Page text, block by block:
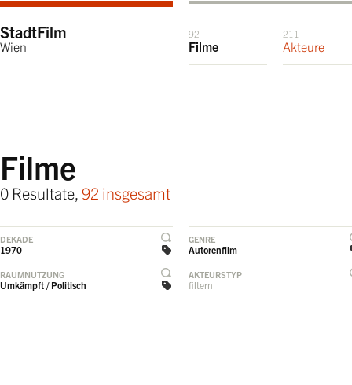
StadtFilm
Wien
92
Filme
211
Akteure
Filme
0 Resultate, 92 insgesamt
DEKADE
1970
GENRE
Autorenfilm
RAUMNUTZUNG
Umkämpft / Politisch
AKTEURSTYP
filtern